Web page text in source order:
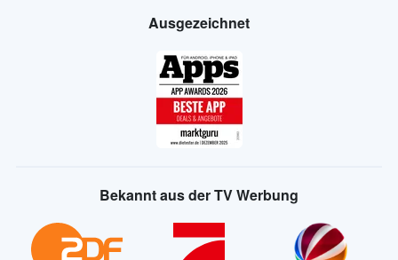
Ausgezeichnet
Bekannt aus der TV Werbung